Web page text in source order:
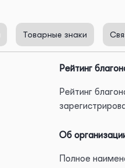
Товарные знаки
Рейтинг
Рейтинг
Об
Полное